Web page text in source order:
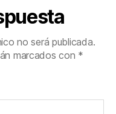
no será publicada.
marcados con *